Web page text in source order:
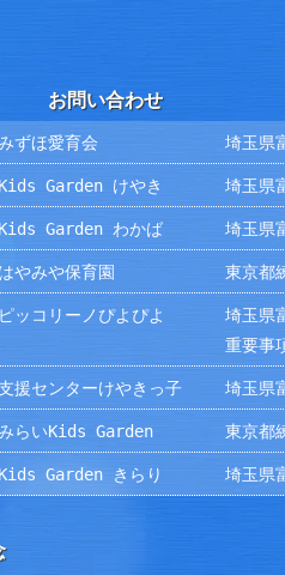
お問い合わせ
ずほ愛育会 埼玉県
Kids Garden けやき 埼玉県
Kids Garden わかば 埼玉県
はやみや保育園 東京都
ピッコリーノぴよぴよ
埼玉県
重要事
援センターけやきっ子 埼玉県
らいKids Garden 東京都
Kids Garden きらり 埼玉県